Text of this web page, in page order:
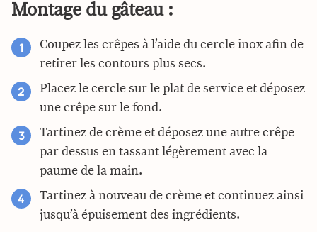
Montage du gâteau :
Coupez les crêpes à l’aide du cercle inox afin de
retirer les contours plus secs.
Placez le cercle sur le plat de service et déposez
une crêpe sur le fond.
Tartinez de crème et déposez une autre crêpe
par dessus en tassant légèrement avec la
paume de la main.
Tartinez à nouveau de crème et continuez ainsi
jusqu’à épuisement des ingrédients.